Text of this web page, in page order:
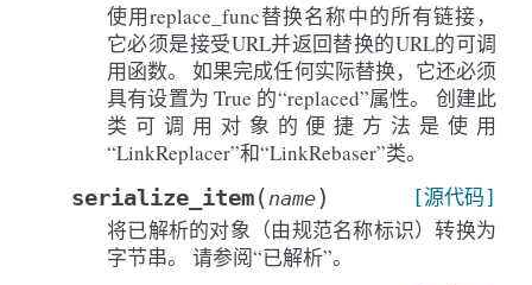
使用replace_func替换名称中的所有链接，
它必须是接受URL并返回替换的URL的可调
用函数。 如果完成任何实际替换，它还必须
具有设置为 True 的“replaced”属性。 创建此
类可调用对象的便捷方法是使用
“LinkReplacer”和“LinkRebaser”类。
serialize_item( name) [源代码]
将已解析的对象（由规范名称标识）转换为
字节串。 请参阅“已解析”。